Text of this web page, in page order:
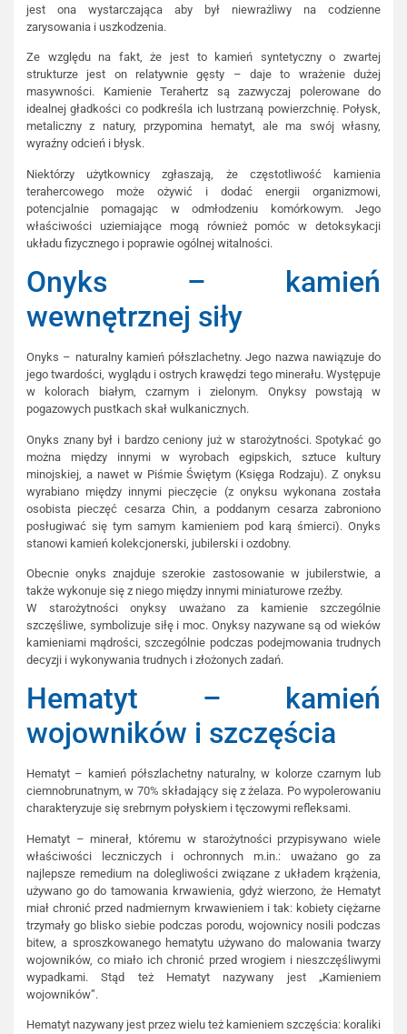
jest ona wystarczająca aby był niewrażliwy na codzienne
zarysowania i uszkodzenia.
Ze względu na fakt, że jest to kamień syntetyczny o zwartej
strukturze jest on relatywnie gęsty – daje to wrażenie dużej
masywności. Kamienie Terahertz są zazwyczaj polerowane do
idealnej gładkości co podkreśla ich lustrzaną powierzchnię. Połysk,
metaliczny z natury, przypomina hematyt, ale ma swój własny,
wyraźny odcień i błysk.
Niektórzy użytkownicy zgłaszają, że częstotliwość kamienia
terahercowego może ożywić i dodać energii organizmowi,
potencjalnie pomagając w odmłodzeniu komórkowym. Jego
właściwości uziemiające mogą również pomóc w detoksykacji
układu fizycznego i poprawie ogólnej witalności.
Onyks – kamień
wewnętrznej siły
Onyks – naturalny kamień półszlachetny. Jego nazwa nawiązuje do
jego twardości, wyglądu i ostrych krawędzi tego minerału. Występuje
w kolorach białym, czarnym i zielonym. Onyksy powstają w
pogazowych pustkach skał wulkanicznych.
Onyks znany był i bardzo ceniony już w starożytności. Spotykać go
można między innymi w wyrobach egipskich, sztuce kultury
minojskiej, a nawet w Piśmie Świętym (Księga Rodzaju). Z onyksu
wyrabiano między innymi pieczęcie (z onyksu wykonana została
osobista pieczęć cesarza Chin, a poddanym cesarza zabroniono
posługiwać się tym samym kamieniem pod karą śmierci). Onyks
stanowi kamień kolekcjonerski, jubilerski i ozdobny.
Obecnie onyks znajduje szerokie zastosowanie w jubilerstwie, a
także wykonuje się z niego między innymi miniaturowe rzeźby.
W starożytności onyksy uważano za kamienie szczególnie
szczęśliwe, symbolizuje siłę i moc. Onyksy nazywane są od wieków
kamieniami mądrości, szczególnie podczas podejmowania trudnych
decyzji i wykonywania trudnych i złożonych zadań.
Hematyt – kamień
wojowników i szczęścia
Hematyt – kamień półszlachetny naturalny, w kolorze czarnym lub
ciemnobrunatnym, w 70% składający się z żelaza. Po wypolerowaniu
charakteryzuje się srebrnym połyskiem i tęczowymi refleksami.
Hematyt – minerał, któremu w starożytności przypisywano wiele
właściwości leczniczych i ochronnych m.in.: uważano go za
najlepsze remedium na dolegliwości związane z układem krążenia,
używano go do tamowania krwawienia, gdyż wierzono, że Hematyt
miał chronić przed nadmiernym krwawieniem i tak: kobiety ciężarne
trzymały go blisko siebie podczas porodu, wojownicy nosili podczas
bitew, a sproszkowanego hematytu używano do malowania twarzy
wojowników, co miało ich chronić przed wrogiem i nieszczęśliwymi
wypadkami. Stąd też Hematyt nazywany jest „Kamieniem
wojowników”.
Hematyt nazywany jest przez wielu też kamieniem szczęścia: koraliki